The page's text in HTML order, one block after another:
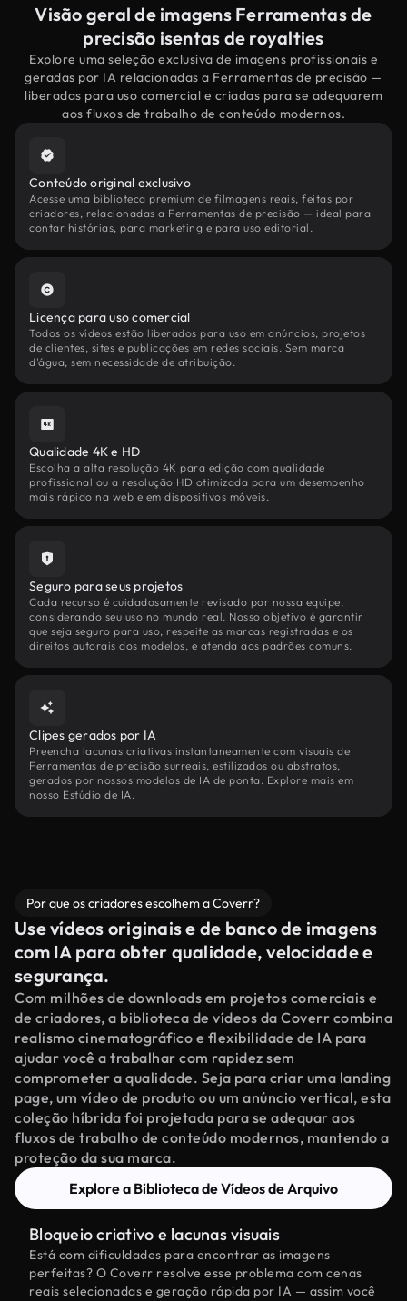
Visão geral de imagens Ferramentas de
precisão isentas de royalties
Explore uma seleção exclusiva de imagens profissionais e
geradas por IA relacionadas a Ferramentas de precisão —
liberadas para uso comercial e criadas para se adequarem
aos fluxos de trabalho de conteúdo modernos.
Conteúdo original exclusivo
Acesse uma biblioteca premium de filmagens reais, feitas por
criadores, relacionadas a Ferramentas de precisão — ideal para
contar histórias, para marketing e para uso editorial.
Licença para uso comercial
Todos os vídeos estão liberados para uso em anúncios, projetos
de clientes, sites e publicações em redes sociais. Sem marca
d'água, sem necessidade de atribuição.
Qualidade 4K e HD
Escolha a alta resolução 4K para edição com qualidade
profissional ou a resolução HD otimizada para um desempenho
mais rápido na web e em dispositivos móveis.
Seguro para seus projetos
Cada recurso é cuidadosamente revisado por nossa equipe,
considerando seu uso no mundo real. Nosso objetivo é garantir
que seja seguro para uso, respeite as marcas registradas e os
direitos autorais dos modelos, e atenda aos padrões comuns.
Clipes gerados por IA
Preencha lacunas criativas instantaneamente com visuais de
Ferramentas de precisão surreais, estilizados ou abstratos,
gerados por nossos modelos de IA de ponta. Explore mais em
nosso Estúdio de IA.
Por que os criadores escolhem a Coverr?
Use vídeos originais e de banco de imagens
com IA para obter qualidade, velocidade e
segurança.
Com milhões de downloads em projetos comerciais e
de criadores, a biblioteca de vídeos da Coverr combina
realismo cinematográfico e flexibilidade de IA para
ajudar você a trabalhar com rapidez sem
comprometer a qualidade. Seja para criar uma landing
page, um vídeo de produto ou um anúncio vertical, esta
coleção híbrida foi projetada para se adequar aos
fluxos de trabalho de conteúdo modernos, mantendo a
proteção da sua marca.
Explore a Biblioteca de Vídeos de Arquivo
Bloqueio criativo e lacunas visuais
Está com dificuldades para encontrar as imagens
perfeitas? O Coverr resolve esse problema com cenas
reais selecionadas e geração rápida por IA — assim você